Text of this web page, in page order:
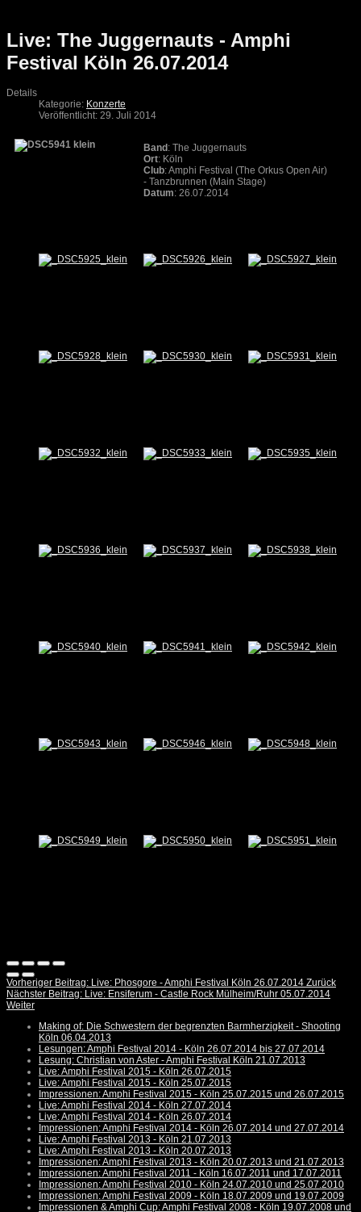
Live: The Juggernauts - Amphi
Festival Köln 26.07.2014
Details
Kategorie: Konzerte
Veröffentlicht: 29. Juli 2014
Band : The Juggernauts
Ort: Köln
Club: Amphi Festival (The Orkus Open Air)
- Tanzbrunnen (Main Stage)
Datum: 26.07.2014
Vorheriger Beitrag: Live: Phosgore - Amphi Festival Köln 26.07.2014 Zurück
Nächster Beitrag: Live: Ensiferum - Castle Rock Mülheim/Ruhr 05.07.2014
Weiter
Making of: Die Schwestern der begrenzten Barmherzigkeit - Shooting
Köln 06.04.2013
Lesungen: Amphi Festival 2014 - Köln 26.07.2014 bis 27.07.2014
Lesung: Christian von Aster - Amphi Festival Köln 21.07.2013
Live: Amphi Festival 2015 - Köln 26.07.2015
Live: Amphi Festival 2015 - Köln 25.07.2015
Impressionen: Amphi Festival 2015 - Köln 25.07.2015 und 26.07.2015
Live: Amphi Festival 2014 - Köln 27.07.2014
Live: Amphi Festival 2014 - Köln 26.07.2014
Impressionen: Amphi Festival 2014 - Köln 26.07.2014 und 27.07.2014
Live: Amphi Festival 2013 - Köln 21.07.2013
Live: Amphi Festival 2013 - Köln 20.07.2013
Impressionen: Amphi Festival 2013 - Köln 20.07.2013 und 21.07.2013
Impressionen: Amphi Festival 2011 - Köln 16.07.2011 und 17.07.2011
Impressionen: Amphi Festival 2010 - Köln 24.07.2010 und 25.07.2010
Impressionen: Amphi Festival 2009 - Köln 18.07.2009 und 19.07.2009
Impressionen & Amphi Cup: Amphi Festival 2008 - Köln 19.07.2008 und